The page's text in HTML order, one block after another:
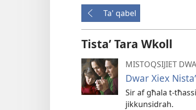
Ta' qabel
Tistaʼ Tara Wkoll
MISTOQSIJIET
Dwar Xiex
Sir af għala t-
jikkunsidrah.